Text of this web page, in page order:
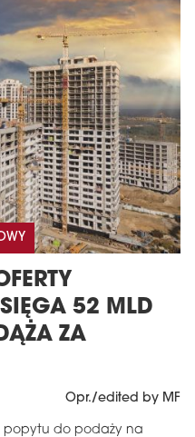
52 MLD
ZA
Opr./edited by MF
popytu do podaży na